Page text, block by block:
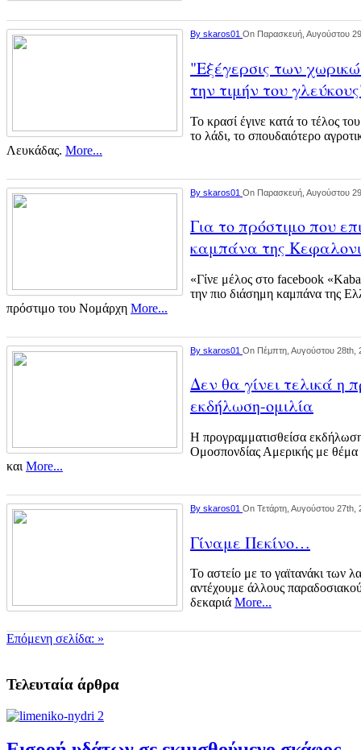
By skaros01 On Παρασκευή, Αυγούστου
"Εξέγερσις των
την τιμήν του
Το κρασί έγινε κατά το τέλος
το λάδι, το σπουδαιότερο
Λευκάδας. More...
By skaros01 On Παρασκευή, Αυγούστου
Για το πρόστιμο που
καμπάνα της
«Γίνε μέλος στο facebook
την πιο διάσημη καμπάνα της
πρόστιμο του Νομάρχη More...
By skaros01 On Πέμπτη, Αυγούστου 28th,
Δεν θα γίνει τελικά η
εκδήλωση-ομιλία
Η προγραμματισθείσα εκδήλωση
Ομοσπονδίας Αμερικής με θέμα
και More...
By skaros01 On Τετάρτη, Αυγούστου 27th,
Γίναμε Πεκίνο…
Το αστείο με το γαϊτανάκι
αντέχουμε άλλους
δεκαριά More...
Επόμενη σελίδα: »
Τελευταία άρθρα